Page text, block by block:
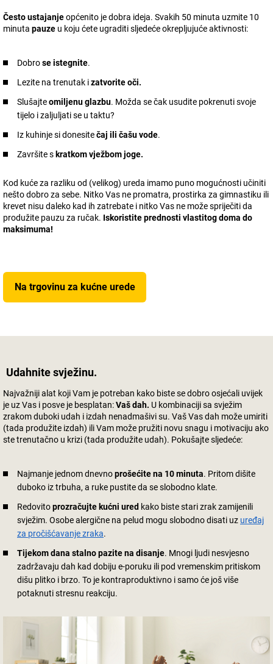
Često ustajanjeopćenito je dobra ideja. Svakih 50 minuta uzmite 10
minuta pauze u koju ćete ugraditi sljedeće okrepljujuće aktivnosti:
Dobrose istegnite.
Lezite na trenutak izatvorite oči.
Slušajteomiljenu glazbu. Možda se čak usudite pokrenuti svoje
tijelo i zaljuljati se u taktu?
Iz kuhinje si donesitečaj ili čašu vode.
Završite s kratkom vježbom joge.
Kod kuće za razliku od (velikog) ureda imamo puno mogućnosti učiniti
nešto dobro za sebe. Nitko Vas ne promatra, prostirka za gimnastiku ili
krevet nisu daleko kad ih zatrebate i nitko Vas ne može spriječiti da
produžite pauzu za ručak. Iskoristite prednosti vlastitog doma do
maksimuma!
Na trgovinu za kućne urede
Udahnite svježinu.
Najvažniji alat koji Vam je potreban kako biste se dobro osjećali uvijek
je uz Vas i posve je besplatan:Vaš dah. U kombinaciji sa svježim
zrakom duboki udah i izdah nenadmašivi su. Vaš Vas dah može umiriti
(tada produžite izdah) ili Vam može pružiti novu snagu i motivaciju ako
ste trenutačno u krizi (tada produžite udah). Pokušajte sljedeće:
Najmanje jednom dnevnoprošećite na 10 minuta. Pritom dišite
duboko iz trbuha, a ruke pustite da se slobodno klate.
Redovitoprozračujte kućni ured kako biste stari zrak zamijenili
svježim. Osobe alergične na pelud mogu slobodno disati uz uređaj
za pročišćavanje zraka.
Tijekom dana stalno pazite na disanje. Mnogi ljudi nesvjesno
zadržavaju dah kad dobiju e-poruku ili pod vremenskim pritiskom
dišu plitko i brzo. To je kontraproduktivno i samo će još više
potaknuti stresnu reakciju.